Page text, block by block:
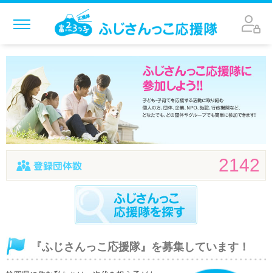
応援隊になりたい
応援隊を探す
応援隊参加団体一覧
お問い合わせ
2142
『ふじさんっこ応援隊』を募集しています！